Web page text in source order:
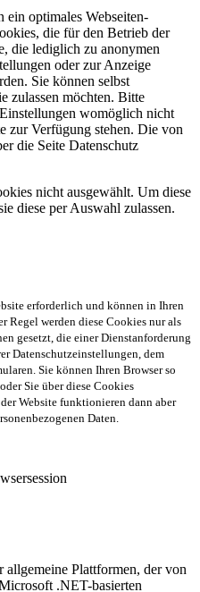
optimales Webseiten-
die für den Betrieb der
die lediglich zu anonymen
oder zur Anzeige
Sie können selbst
zulassen möchten. Bitte
womöglich nicht
zur Verfügung stehen. Die von
die Seite Datenschutz
nicht ausgewählt. Um diese
diese per Auswahl zulassen.
erforderlich und können in Ihren
Regel werden diese Cookies nur als
gesetzt, die einer Dienstanforderung
Datenschutzeinstellungen, dem
Sie können Ihren Browser so
Sie über diese Cookies
Website funktionieren dann aber
Daten.
allgemeine Plattformen, der von
.NET-basierten